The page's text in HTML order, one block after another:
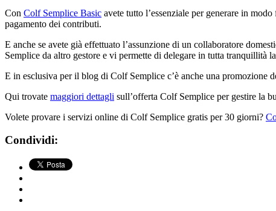
Con Colf Semplice Basic avete tutto l’essenziale per generare in
pagamento dei contributi.
E anche se avete già effettuato l’assunzione di un collaboratore
Semplice da altro gestore e vi permette di delegare in tutta tranquillità
E in esclusiva per il blog di Colf Semplice c’è anche una promozione
Qui trovate maggiori dettagli sull’offerta Colf Semplice per gestire la
Volete provare i servizi online di Colf Semplice gratis per 30 giorni?
Condividi: